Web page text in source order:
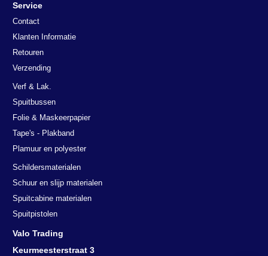
Service
Contact
Klanten Informatie
Retouren
Verzending
Verf & Lak.
Spuitbussen
Folie & Maskeerpapier
Tape's - Plakband
Plamuur en polyester
Schildersmaterialen
Schuur en slijp materialen
Spuitcabine materialen
Spuitpistolen
Valo Trading
Keurmeesterstraat 3